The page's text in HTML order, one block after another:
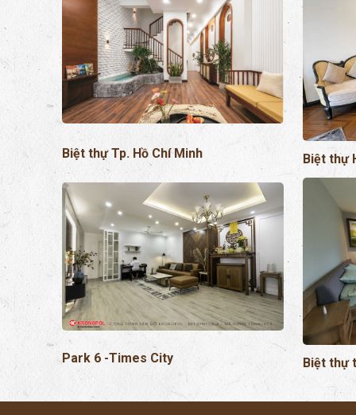
Biệt thự Tp. Hồ Chí Minh Biệt thự
Park 6 -Times City Biệt thự